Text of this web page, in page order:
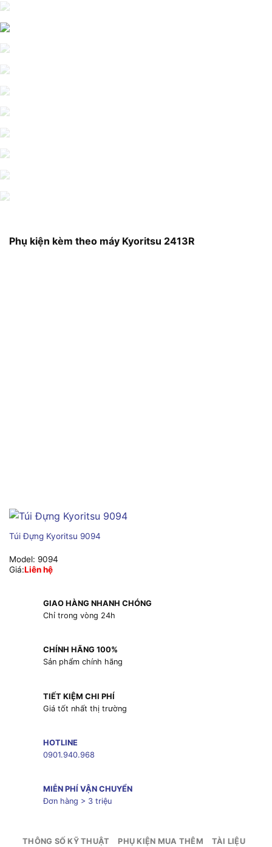
Phụ kiện kèm theo máy Kyoritsu 2413R
Túi Đựng Kyoritsu 9094
Model: 9094
Giá:Liên hệ
GIAO HÀNG NHANH CHÓNG
Chỉ trong vòng 24h
CHÍNH HÃNG 100%
Sản phẩm chính hãng
TIẾT KIỆM CHI PHÍ
Giá tốt nhất thị trường
HOTLINE
0901.940.968
MIỄN PHÍ VẬN CHUYỂN
Đơn hàng > 3 triệu
THÔNG SỐ KỸ THUẬT PHỤ KIỆN MUA THÊM TÀI LIỆU